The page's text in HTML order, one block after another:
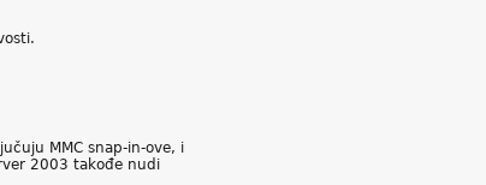
MMC snap-in-ove, i
2003 takođe nudi